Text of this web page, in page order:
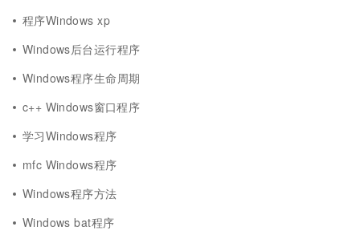
程序Windows xp
Windows后台运行程序
Windows程序生命周期
c++ Windows窗口程序
学习Windows程序
mfc Windows程序
Windows程序方法
Windows bat程序